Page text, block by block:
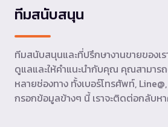
ทีมสนับสนุน
ทีมสนับสนุนและที่ปรึกษางานขายของเ
ดูแลและให้คำแนะนำกับคุณ คุณสามาร
หลายช่องทาง ทั้งเบอร์โทรศัพท์,
กรอกข้อมูลข้างๆ นี้ เราจะติดต่อกลับห